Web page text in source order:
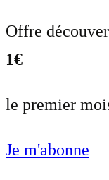
Offre
1€
le premier
Je m'abonne